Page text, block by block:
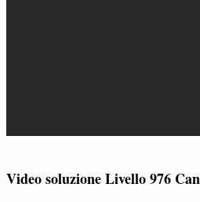
Video soluzione Livello 976